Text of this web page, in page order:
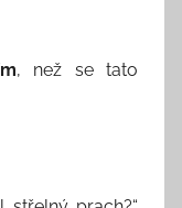
, než se tato